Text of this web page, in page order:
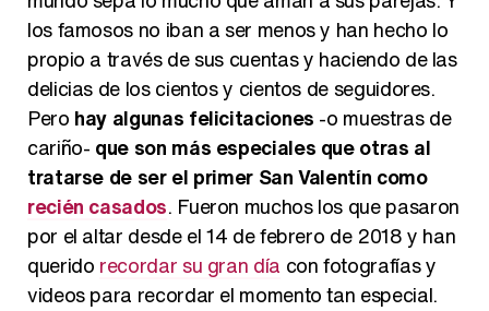
Belén Esteban: "Estoy emocionada, muy contenta y muy feliz por llegar a RTVE"
los famosos no iban a ser menos y han hecho lo
propio a través de sus cuentas y haciendo de las
delicias de los cientos y cientos de seguidores.
Pero hay algunas felicitaciones -o muestras de
cariño- que son más especiales que otras al
tratarse de ser el primer San Valentín como
recién casados. Fueron muchos los que pasaron
por el altar desde el 14 de febrero de 2018 y han
querido recordar su gran día con fotografías y
videos para recordar el momento tan especial.